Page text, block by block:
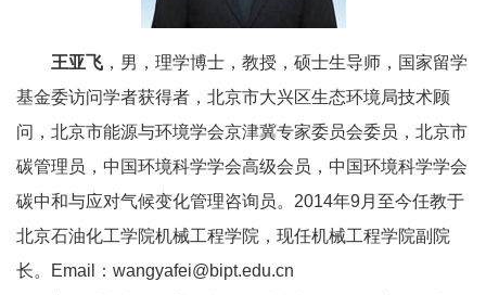
院
部
设
王亚飞 ，男，理学博士，教授，硕士生导师，国家留学
基金委访问学者获得者，北京市大兴区生态环境局技术顾
问，北京市能源与环境学会京津冀专家委员会委员，北京市
碳管理员，中国环境科学学会高级会员，中国环境科学学会
碳中和与应对气候变化管理咨询员。 2014年9月至今任教于
北京石油化工学院机械工程学院，现任机械工程学院副院
长。
Email ： wangyafei@bipt.edu.cn